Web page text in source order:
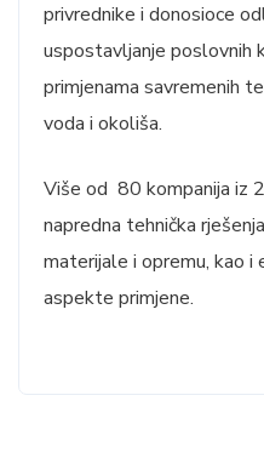
privrednike i donosioce
uspostavljanje poslovnih
primjenama savremenih
voda i okoliša.
Više od 80 kompanija iz
napredna tehnička
materijale i opremu, kao
aspekte primjene.